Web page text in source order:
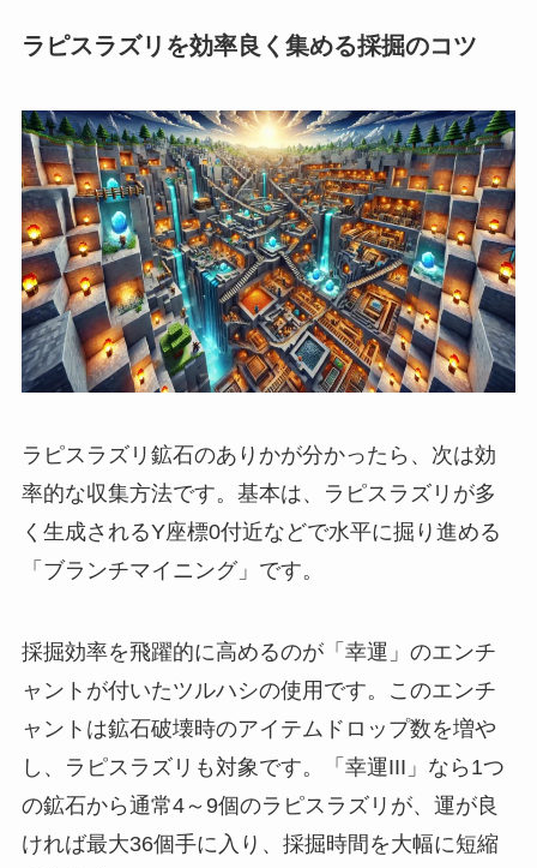
ラピスラズリを効率良く集める採掘のコツ
ラピスラズリ鉱石のありかが分かったら、次は効
率的な収集方法です。基本は、ラピスラズリが多
く生成されるY座標0付近などで水平に掘り進める
「ブランチマイニング」です。
採掘効率を飛躍的に高めるのが「幸運」のエンチ
ャントが付いたツルハシの使用です。このエンチ
ャントは鉱石破壊時のアイテムドロップ数を増や
し、ラピスラズリも対象です。「幸運III」なら1つ
の鉱石から通常4～9個のラピスラズリが、運が良
ければ最大36個手に入り、採掘時間を大幅に短縮